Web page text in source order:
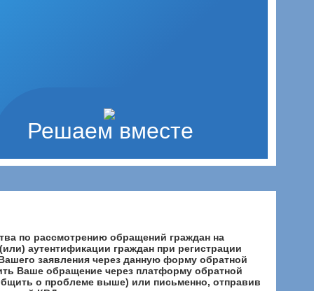
Решаем вместе
по рассмотрению обращений граждан на
аутентификации граждан при регистрации
заявления через данную форму обратной
Ваше обращение через платформу обратной
о проблеме выше) или письменно, отправив